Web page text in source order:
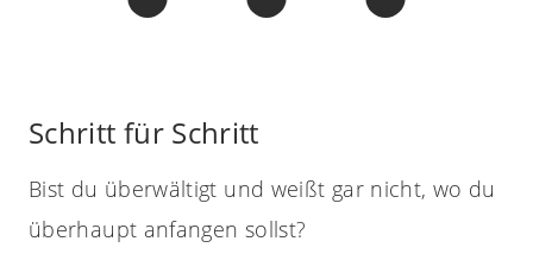
Schritt für Schritt
Bist du überwältigt und weißt gar nicht, wo du
überhaupt anfangen sollst?